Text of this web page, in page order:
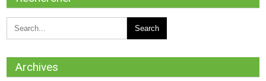
Archives